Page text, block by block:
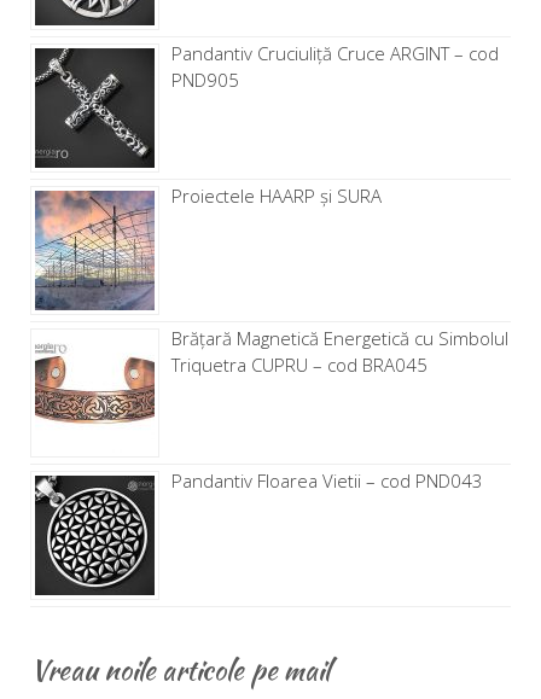
Pandantiv Cruciuliță Cruce ARGINT – cod
PND905
Proiectele HAARP și SURA
Brăţară Magnetică Energetică cu Simbolul
Triquetra CUPRU – cod BRA045
Pandantiv Floarea Vietii – cod PND043
Vreau noile articole pe mail